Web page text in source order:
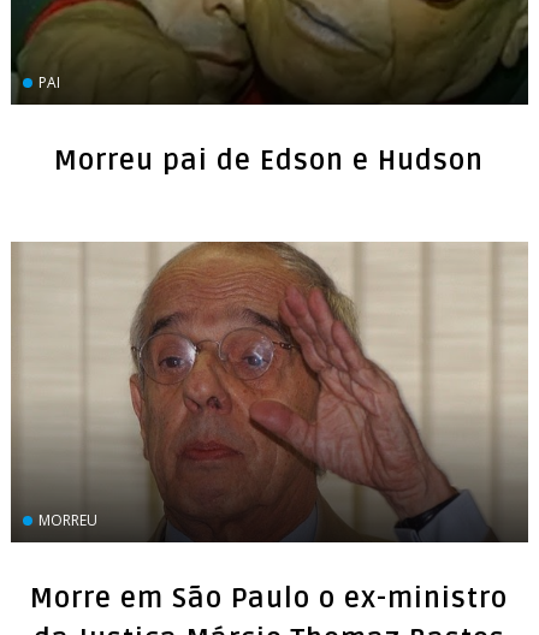
PAI
Morreu pai de Edson e Hudson
MORREU
Morre em São Paulo o ex-ministro